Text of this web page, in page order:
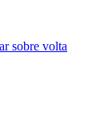
sobre volta